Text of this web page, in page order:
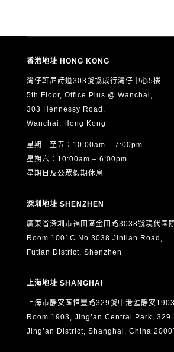
香港地址 HONG KONG
灣仔軒尼詩道303號協成行灣仔中心5樓
5th Floor, Office Plus @ Wanchai,
303 Hennessy Road,
Wanchai, Hong Kong
星期一至五：10:00am – 7:00pm
星期六：10:00am – 6:00pm
星期日及公眾假期休息
深圳地址 SHENZHEN
廣東省深圳市福田區金田路3038號現代國
Room 1001C No.3038 Jintian Road,
Futian District, Shenzhen
上海地址 SHANGHAI
上海市靜安區恒豐路329號中港匯靜安
Room 1903, Jing’an Central Park, 329
Jing’an District, Shanghai, China